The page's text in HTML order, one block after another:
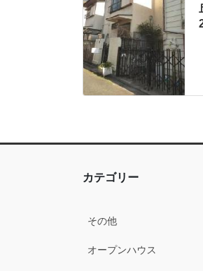
カテゴリー
その他
オープンハウス